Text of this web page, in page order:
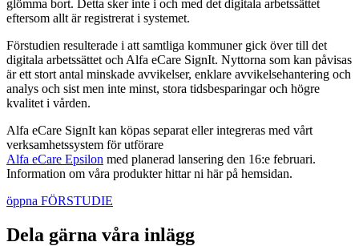
glömma bort. Detta sker inte i och med det digitala arbetssättet
eftersom allt är registrerat i systemet.
Förstudien resulterade i att samtliga kommuner gick över till det
digitala arbetssättet och Alfa eCare SignIt. Nyttorna som kan påvisas
är ett stort antal minskade avvikelser, enklare avvikelsehantering och
analys och sist men inte minst, stora tidsbesparingar och högre
kvalitet i vården.
Alfa eCare SignIt kan köpas separat eller integreras med vårt
verksamhetssystem för utförare
Alfa eCare Epsilon med planerad lansering den 16:e februari.
Information om våra produkter hittar ni här på hemsidan.
öppna FÖRSTUDIE
Dela gärna våra inlägg